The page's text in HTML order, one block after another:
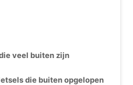
veel buiten zijn
die buiten opgelopen